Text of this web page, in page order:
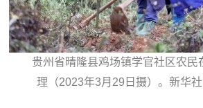
旅
我
们
贵州省晴隆县鸡场镇学官社区农民
理（2023年3月29日摄）。新华